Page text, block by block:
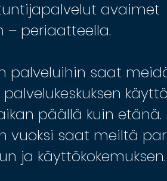
avaimet
– periaatteella.
palveluihin saat
päällä kuin etänä.
vuoksi saat meiltä
ja käyttökokemuksen.